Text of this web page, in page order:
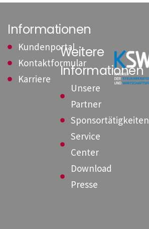
Informationen
Kundenportal
Kontaktformular
Karriere
Weitere
Informationen
Unsere
Partner
Sponsortätigkeiten
Service
Center
Download
Presse